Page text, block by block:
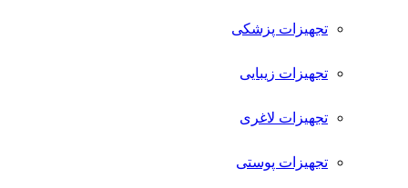
تجهیزات پزشکی
تجهیزات زیبایی
تجهیزات لاغری
تجهیزات پوستی